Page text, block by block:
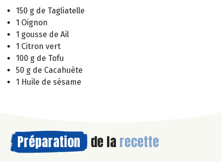
150 g de Tagliatelle
1 Oignon
1 gousse de Ail
1 Citron vert
100 g de Tofu
50 g de Cacahuète
1 Huile de sésame
Préparation de la recette